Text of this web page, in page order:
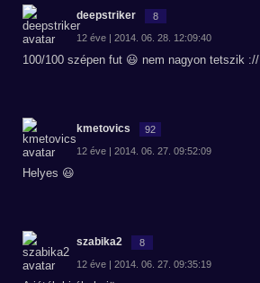
deepstriker 8
12 éve | 2014. 06. 28. 12:09:40
100/100 szépen fut 😃 nem nagyon tetszik ://
kmetovics 92
12 éve | 2014. 06. 27. 09:52:09
Helyes 😃
szabika2 8
12 éve | 2014. 06. 27. 09:35:19